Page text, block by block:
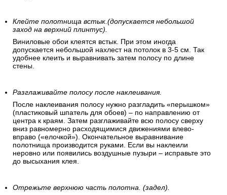
Клейте полотнища встык.(допускается небольшой
заход на верхний плинтус).
Виниловые обои клеятся встык. При этом иногда
допускается небольшой нахлест на потолок в 3-5 см. Так
удобнее клеить и выравнивать затем полосу по длине
стены.
Разглаживайте полосу после наклеивания.
После наклеивания полосу нужно разгладить «перышком»
(пластиковый шпатель для обоев) – по направлению от
центра к краям. Затем разглаживайте всю полосу сверху
вниз равномерно расходящимися движениями влево-
вправо («елочкой»). Окончательное выравнивание
полотнища производится руками. Если вы наклеили
неровно или появились воздушные пузыри – исправьте это
до высыхания клея.
Отрежьте верхнюю часть полотна. (задел).